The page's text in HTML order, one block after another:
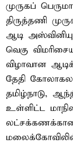
முருகப்
திருத்தணி
ஆடி
வெகு
விழாவான
தேதி
தமிழ்நாடு,
உள்ளிட்ட
லட்சக்கணக்கான